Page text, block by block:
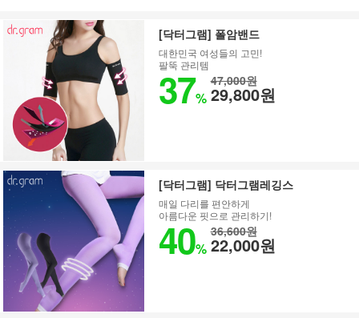
[닥터그램] 폴암밴드
대한민국 여성들의 고민!
팔뚝 관리템
37%
47,000원
29,800원
[닥터그램] 닥터그램레깅스
매일 다리를 편안하게
아름다운 핏으로 관리하기!
40%
36,600원
22,000원